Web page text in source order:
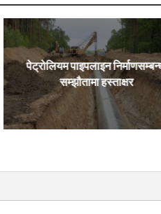
पेट्रोलियम पाइपलाइन
सम्झौतामा हस्ताक्षर